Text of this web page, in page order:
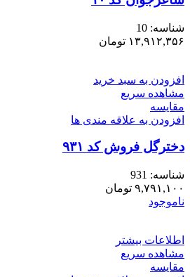
شناسه: 10
۱۳,۹۱۲,۳۵۶ تومان
افزودن به سبد خرید
مشاهده سریع
مقایسه
افزودن به علاقه مندی ها
دخترگل فروش کد ۹۳۱
شناسه: 931
۹,۷۹۱,۱۰۰ تومان
ناموجود
اطلاعات بیشتر
مشاهده سریع
مقایسه